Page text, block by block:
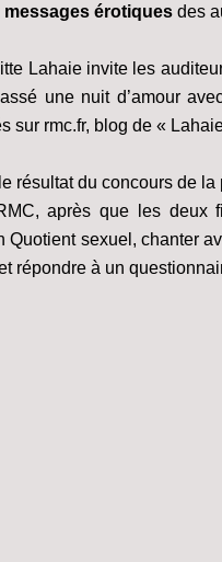
érotiques des
Lahaie invite les
une nuit d’amour
sur rmc.fr, blog de «
résultat du concours de
après que les deux
Quotient sexuel, chanter
répondre à un